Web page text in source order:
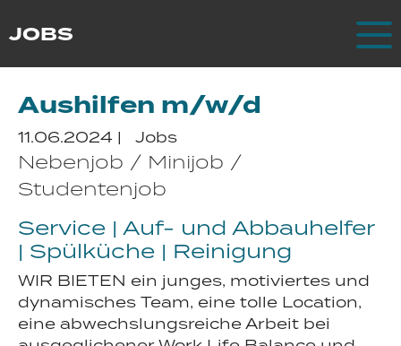
JOBS
Aushilfen m/w/d
11.06.2024 | Jobs
Nebenjob / Minijob /
Studentenjob
Service | Auf- und Abbauhelfer
| Spülküche | Reinigung
WIR BIETEN ein junges, motiviertes und
dynamisches Team, eine tolle Location,
eine abwechslungsreiche Arbeit bei